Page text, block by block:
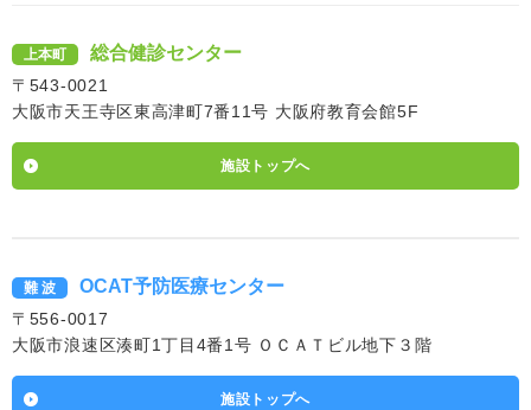
上本町 総合健診センター
〒543-0021
大阪市天王寺区東高津町7番11号 大阪府教育会館5F
施設トップへ
難 波 OCAT予防医療センター
〒556-0017
大阪市浪速区湊町1丁目4番1号 ＯＣＡＴビル地下３階
施設トップへ